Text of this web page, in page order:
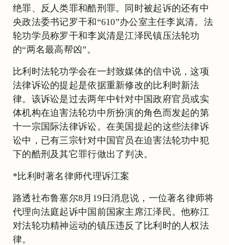
绝罪、反人类罪和酷刑罪。同时被起诉的还有中
央政法委书记罗干和“610”办公室主任李岚清。法
轮功学员称罗干和李岚清是江泽民镇压法轮功
的“两名最高帮凶”。
比利时法轮功学会在一封致媒体的信中说，这项
法律诉讼的提起是依据重新修改的比利时新法
律。该诉讼是过去两年中针对中国政府官员或实
体机构在迫害法轮功中所扮演的角色而发起的第
十一宗国际法律诉讼。在美国提起的这些法律诉
讼中，已有三宗针对中国官员在迫害法轮功中犯
下的酷刑及其它罪行做出了判决。
*比利时著名律师代理诉江案
路透社布鲁塞尔8月19日消息说，一位著名律师将
代理向法庭起诉中国前国家主席江泽民。他称江
对法轮功精神运动的镇压违反了比利时的人权法
律。